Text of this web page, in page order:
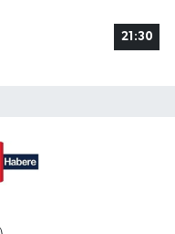
21:30